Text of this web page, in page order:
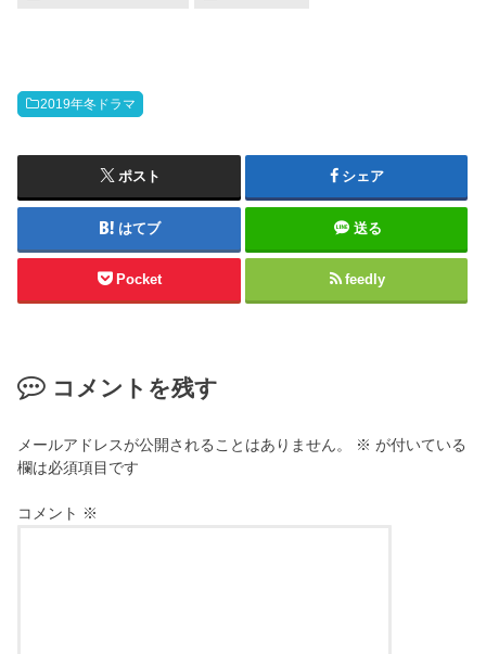
2019年冬ドラマ
ポスト シェア
はてブ 送る
Pocket feedly
コメントを残す
メールアドレスが公開されることはありません。 ※ が付いている
欄は必須項目です
コメント ※